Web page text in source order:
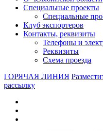
Специальные проекты
Специальные
Клуб экспортеров
Контакты, реквизиты
Телефоны и
Реквизиты
Схема проезда
ГОРЯЧАЯ ЛИНИЯ
рассылку